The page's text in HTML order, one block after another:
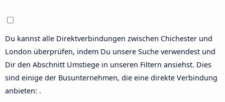
Du kannst alle Direktverbindungen zwischen Chichester und
London überprüfen, indem Du unsere Suche verwendest und
Dir den Abschnitt Umstiege in unseren Filtern ansiehst. Dies
sind einige der Busunternehmen, die eine direkte Verbindung
anbieten: .